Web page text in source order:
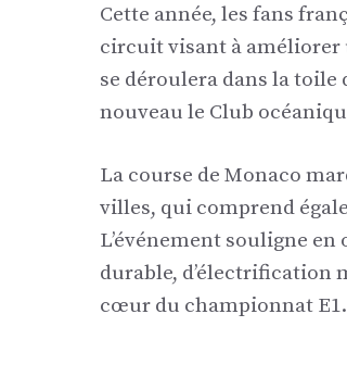
Cette année, les fans
circuit visant à améliorer
se déroulera dans la toile
nouveau le Club
La course de Monaco
villes, qui comprend
L’événement souligne
durable, d’électrification
cœur du championnat E1.